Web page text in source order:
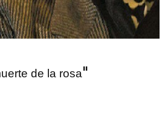
de la rosa"